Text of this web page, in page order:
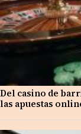
Del casino de
las apuestas